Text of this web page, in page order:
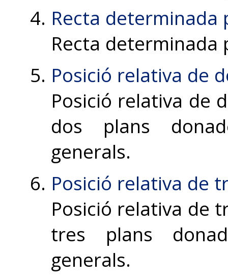
Recta determinada
Recta determinada
Posició relativa de
Posició relativa de
dos plans
generals.
Posició relativa de
Posició relativa de
tres plans
generals.